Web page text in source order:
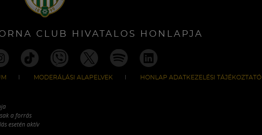
CLUB HIVATALOS HONLAPJA
MODERÁLÁSI ALAPELVEK HONLAP ADATKEZELÉSI TÁJÉKOZTATÓ
a forrás
esetén aktív